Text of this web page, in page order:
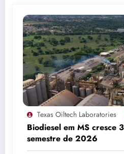
Texas Oiltech Laboratories
Biodiesel em MS cresce
semestre de 2026